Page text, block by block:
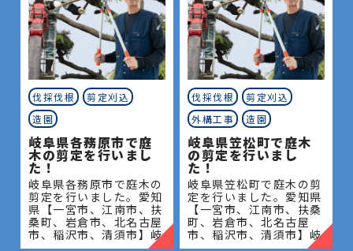
伐採伐根
剪定刈込
造園
岐阜県各務原市で庭
木の剪定を行いまし
た！
岐阜県各務原市で庭木の
剪定を行いました。愛知
県【一宮市、江南市、扶
桑町、岩倉市、北名古屋
市、稲沢市、清須市】岐
阜県【岐阜市、各務原
伐採伐根
剪定刈込
外構工事
造園
岐阜県笠松町で庭木
の剪定を行いまし
た！
岐阜県笠松町で庭木の剪
定を行いました。愛知県
【一宮市、江南市、扶桑
町、岩倉市、北名古屋
市、稲沢市、清須市】岐
阜県【岐阜市、各務原